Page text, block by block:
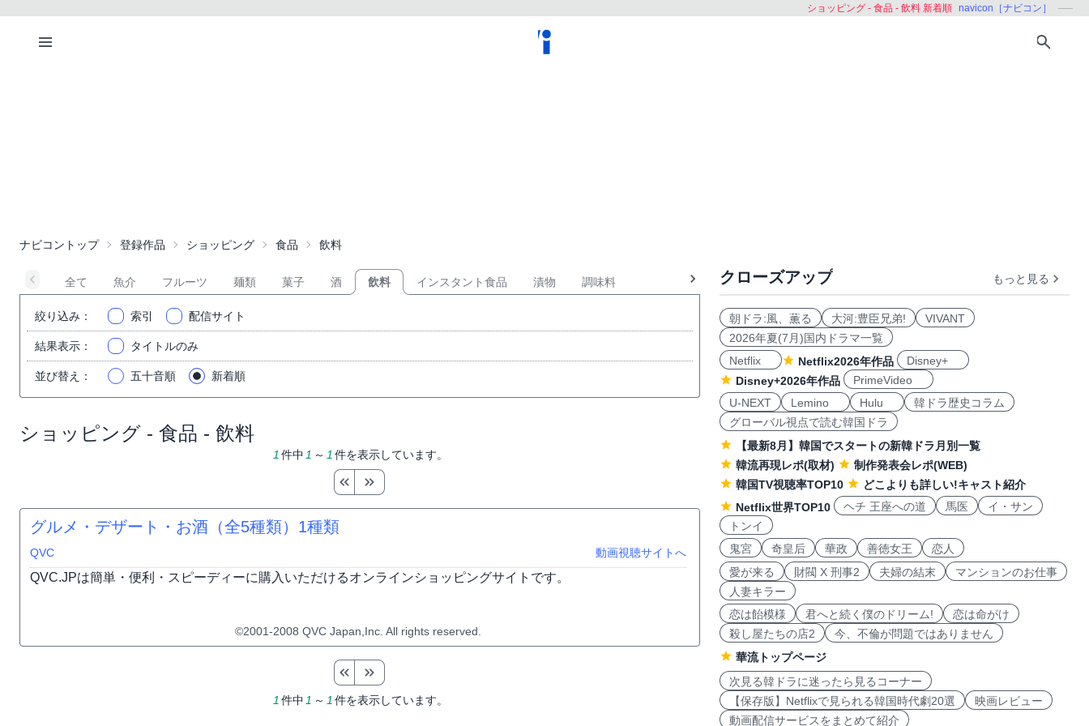
ショッピング - 食品 - 飲料 新着順 navicon［ナビコン］
ナビコントップ 登録作品 ショッピング 食品 飲料
全て 魚介 フルーツ 麺類 菓子 酒 飲料 インスタント食品 漬物 調味料
絞り込み ： 索引 配信サイト
結果表示 ： タイトルのみ
並び替え ： 五十音順 新着順
ショッピング - 食品 - 飲料
1 件中 1 ～ 1 件を表示しています。
グルメ・デザート・お酒（全5種類） 1種類
QVC 動画視聴サイトへ
QVC.JPは簡単・便利・スピーディーに購入いただけるオンラインショッピングサイトです。
©2001-2008 QVC Japan,Inc. All rights reserved.
1 件中 1 ～ 1 件を表示しています。
クローズアップ もっと見る
朝ドラ:風、薫る 大河:豊臣兄弟!
VIVANT
2026年夏(7月)国内ドラマ一覧
Netflix
Netflix2026年作品
Disney+
Disney+2026年作品
PrimeVideo
U-NEXT
Lemino Hulu
韓ドラ歴史コラム
グローバル視点で読む韓国ドラ
【最新8月】韓国でスタートの新韓ドラ月別一覧
韓流再現レポ(取材)
制作発表会レポ(WEB)
韓国TV視聴率TOP10
どこよりも詳しい!キャスト紹介
Netflix世界TOP10
ヘチ 王座への道 馬医
イ・サン
トンイ
鬼宮
奇皇后 華政 善徳女王
恋人
愛が来る
財閥 X 刑事2 夫婦の結末
マンションのお仕事
人妻キラー
恋は飴模様
君へと続く僕のドリーム!
恋は命がけ
殺し屋たちの店2
今、不倫が問題ではありません
華流トップページ
次見る韓ドラに迷ったら見るコーナー
【保存版】Netflixで見られる韓国時代劇20選
映画レビュー
動画配信サービスをまとめて紹介